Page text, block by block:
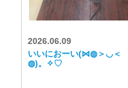
2026.06.09
いいにおーい(⋈◍＞◡＜
◍)。✧♡